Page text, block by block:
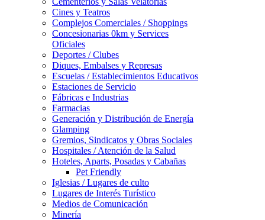
Cines y Teatros
Complejos Comerciales / Shoppings
Concesionarias 0km y Services
Oficiales
Deportes / Clubes
Diques, Embalses y Represas
Escuelas / Establecimientos Educativos
Estaciones de Servicio
Fábricas e Industrias
Farmacias
Generación y Distribución de Energía
Glamping
Gremios, Sindicatos y Obras Sociales
Hospitales / Atención de la Salud
Hoteles, Aparts, Posadas y Cabañas
Pet Friendly
Iglesias / Lugares de culto
Lugares de Interés Turístico
Medios de Comunicación
Minería